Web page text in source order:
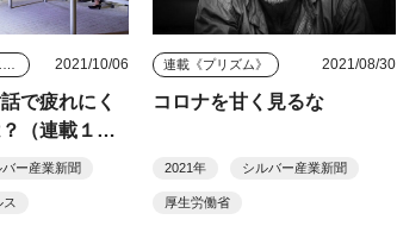
2021/10/06
で疲れにく
（連載１７
バー産業新聞
連載《プリズム》 2021/08/30
コロナを甘く見るな
2021年 シルバー産業新聞
厚生労働省